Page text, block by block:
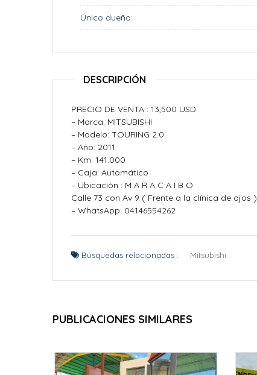
Único dueño:
DESCRIPCIÓN
PRECIO DE VENTA : 13,500 USD
– Marca: MITSUBISHI
– Modelo: TOURING 2.0
– Año: 2011
– Km: 141.000
– Caja: Automático
– Ubicación : M A R A C A I B O
Calle 73 con Av 9 ( Frente a la clínica de ojos )
– WhatsApp: 04146554262
Búsquedas relacionadas : Mitsubishi
PUBLICACIONES SIMILARES